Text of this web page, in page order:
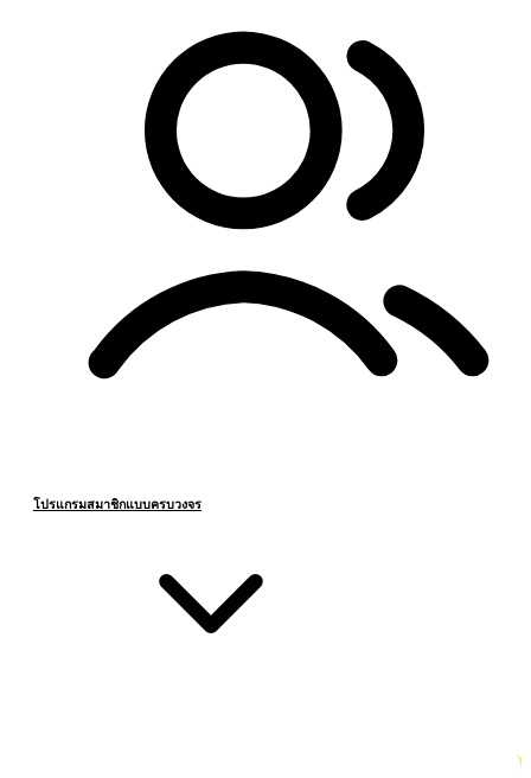
โปรแกรมสมาชิกแบบครบวงจร